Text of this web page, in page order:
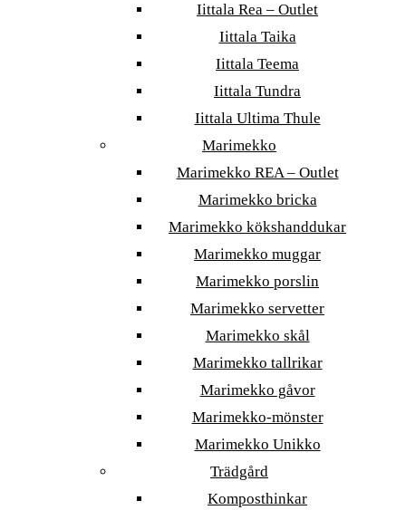
Iittala Rea – Outlet
Iittala Taika
Iittala Teema
Iittala Tundra
Iittala Ultima Thule
Marimekko
Marimekko REA – Outlet
Marimekko bricka
Marimekko kökshanddukar
Marimekko muggar
Marimekko porslin
Marimekko servetter
Marimekko skål
Marimekko tallrikar
Marimekko gåvor
Marimekko-mönster
Marimekko Unikko
Trädgård
Komposthinkar